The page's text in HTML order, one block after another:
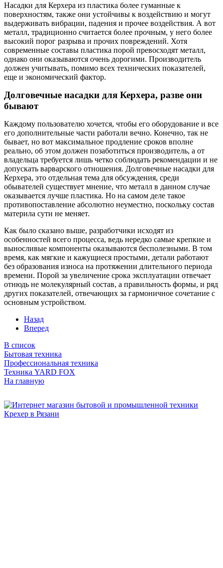
Насадки для Керхера из пластика более гуманные к
поверхностям, также они устойчивы к воздействию и могут
выдерживать вибрации, падения и прочее воздействия. А вот
металл, традиционно считается более прочным, у него более
высокий порог разрыва и прочих повреждений. Хотя
современные составы пластика порой превосходят металл,
однако они оказываются очень дорогими. Производитель
должен учитывать, помимо всех технических показателей,
еще и экономический фактор.
Долговечные насадки для Керхера, разве они
бывают
Каждому пользователю хочется, чтобы его оборудование и все
его дополнительные части работали вечно. Конечно, так не
бывает, но вот максимальное продление сроков вполне
реально, об этом должен позаботиться производитель, а от
владельца требуется лишь четко соблюдать рекомендации и не
допускать варварского отношения. Долговечные насадки для
Керхера, это отдельная тема для обсуждения, среди
обывателей существует мнение, что металл в данном случае
оказывается лучше пластика. Но на самом деле такое
противопоставление абсолютно неуместно, поскольку состав
материла сути не меняет.
Как было сказано выше, разработчики исходят из
особенностей всего процесса, ведь нередко самые крепкие и
выносливые компоненты оказываются бесполезными. В том
время, как мягкие и кажущиеся простыми, детали работают
без образования износа на протяжении длительного периода
времени. Порой за увеличение срока эксплуатации отвечает
отнюдь не молекулярный состав, а правильность формы, и ряд
других показателей, отвечающих за гармоничное сочетание с
основным устройством.
Назад
Вперед
В список
Бытовая техника
Профессиональная техника
Техника YARD FOX
На главную